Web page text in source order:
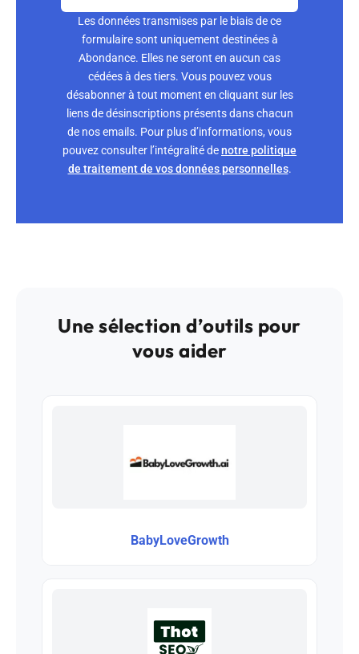
Les données transmises par le biais de ce
formulaire sont uniquement destinées à
Abondance. Elles ne seront en aucun cas
cédées à des tiers. Vous pouvez vous
désabonner à tout moment en cliquant sur les
liens de désinscriptions présents dans chacun
de nos emails. Pour plus d’informations, vous
pouvez consulter l’intégralité denotre politique
de traitement de vos données personnelles.
Une sélection d’outils pour
vous aider
BabyLoveGrowth